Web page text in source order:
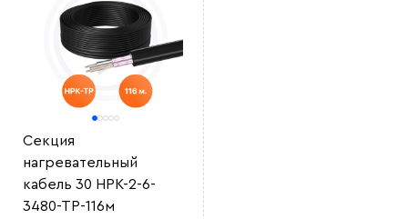
Секция
нагревательный
кабель 30 НРК-2-6-
3480-ТР-116м